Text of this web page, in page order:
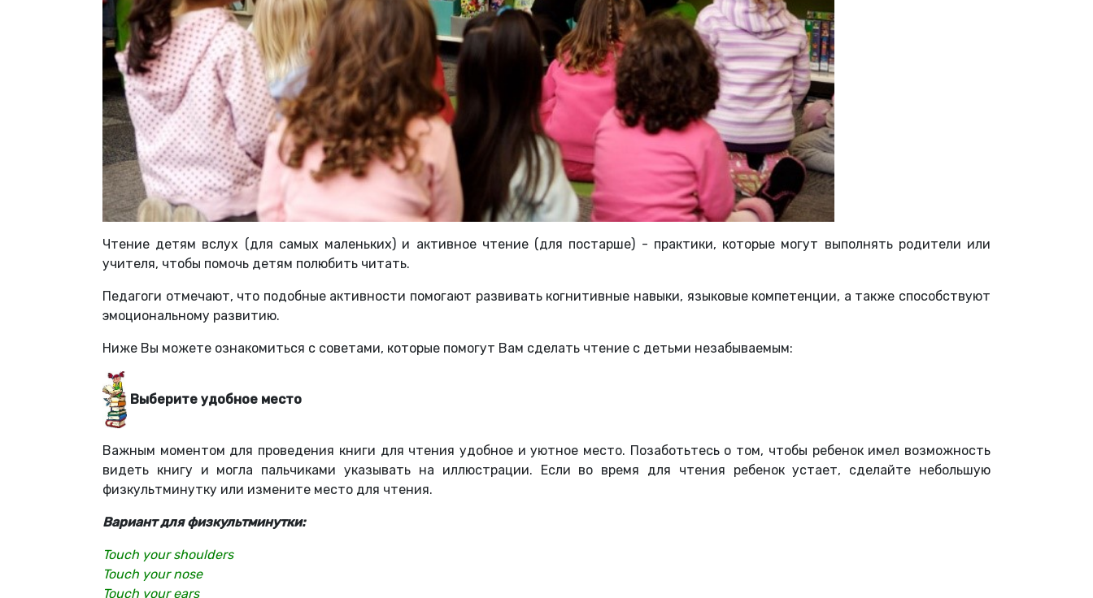
Чтение детям вслух (для самых маленьких) и активное чтение (для постарше) - практики, которые могут выполнять родители или
учителя, чтобы помочь детям полюбить читать.
Педагоги отмечают, что подобные активности помогают развивать когнитивные навыки, языковые компетенции, а также способствуют
эмоциональному развитию.
Ниже Вы можете ознакомиться с советами, которые помогут Вам сделать чтение с детьми незабываемым:
Выберите удобное место
Важным моментом для проведения книги для чтения удобное и уютное место. Позаботьтесь о том, чтобы ребенок имел возможность
видеть книгу и могла пальчиками указывать на иллюстрации. Если во время для чтения ребенок устает, сделайте небольшую
физкультминутку или измените место для чтения.
Вариант для физкультминутки:
Touch your shoulders
Touch your nose
Touch your ears